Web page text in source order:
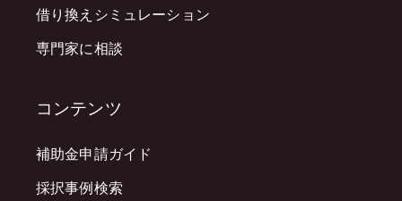
借り換えシミュレーション
専門家に相談
コンテンツ
補助金申請ガイド
採択事例検索